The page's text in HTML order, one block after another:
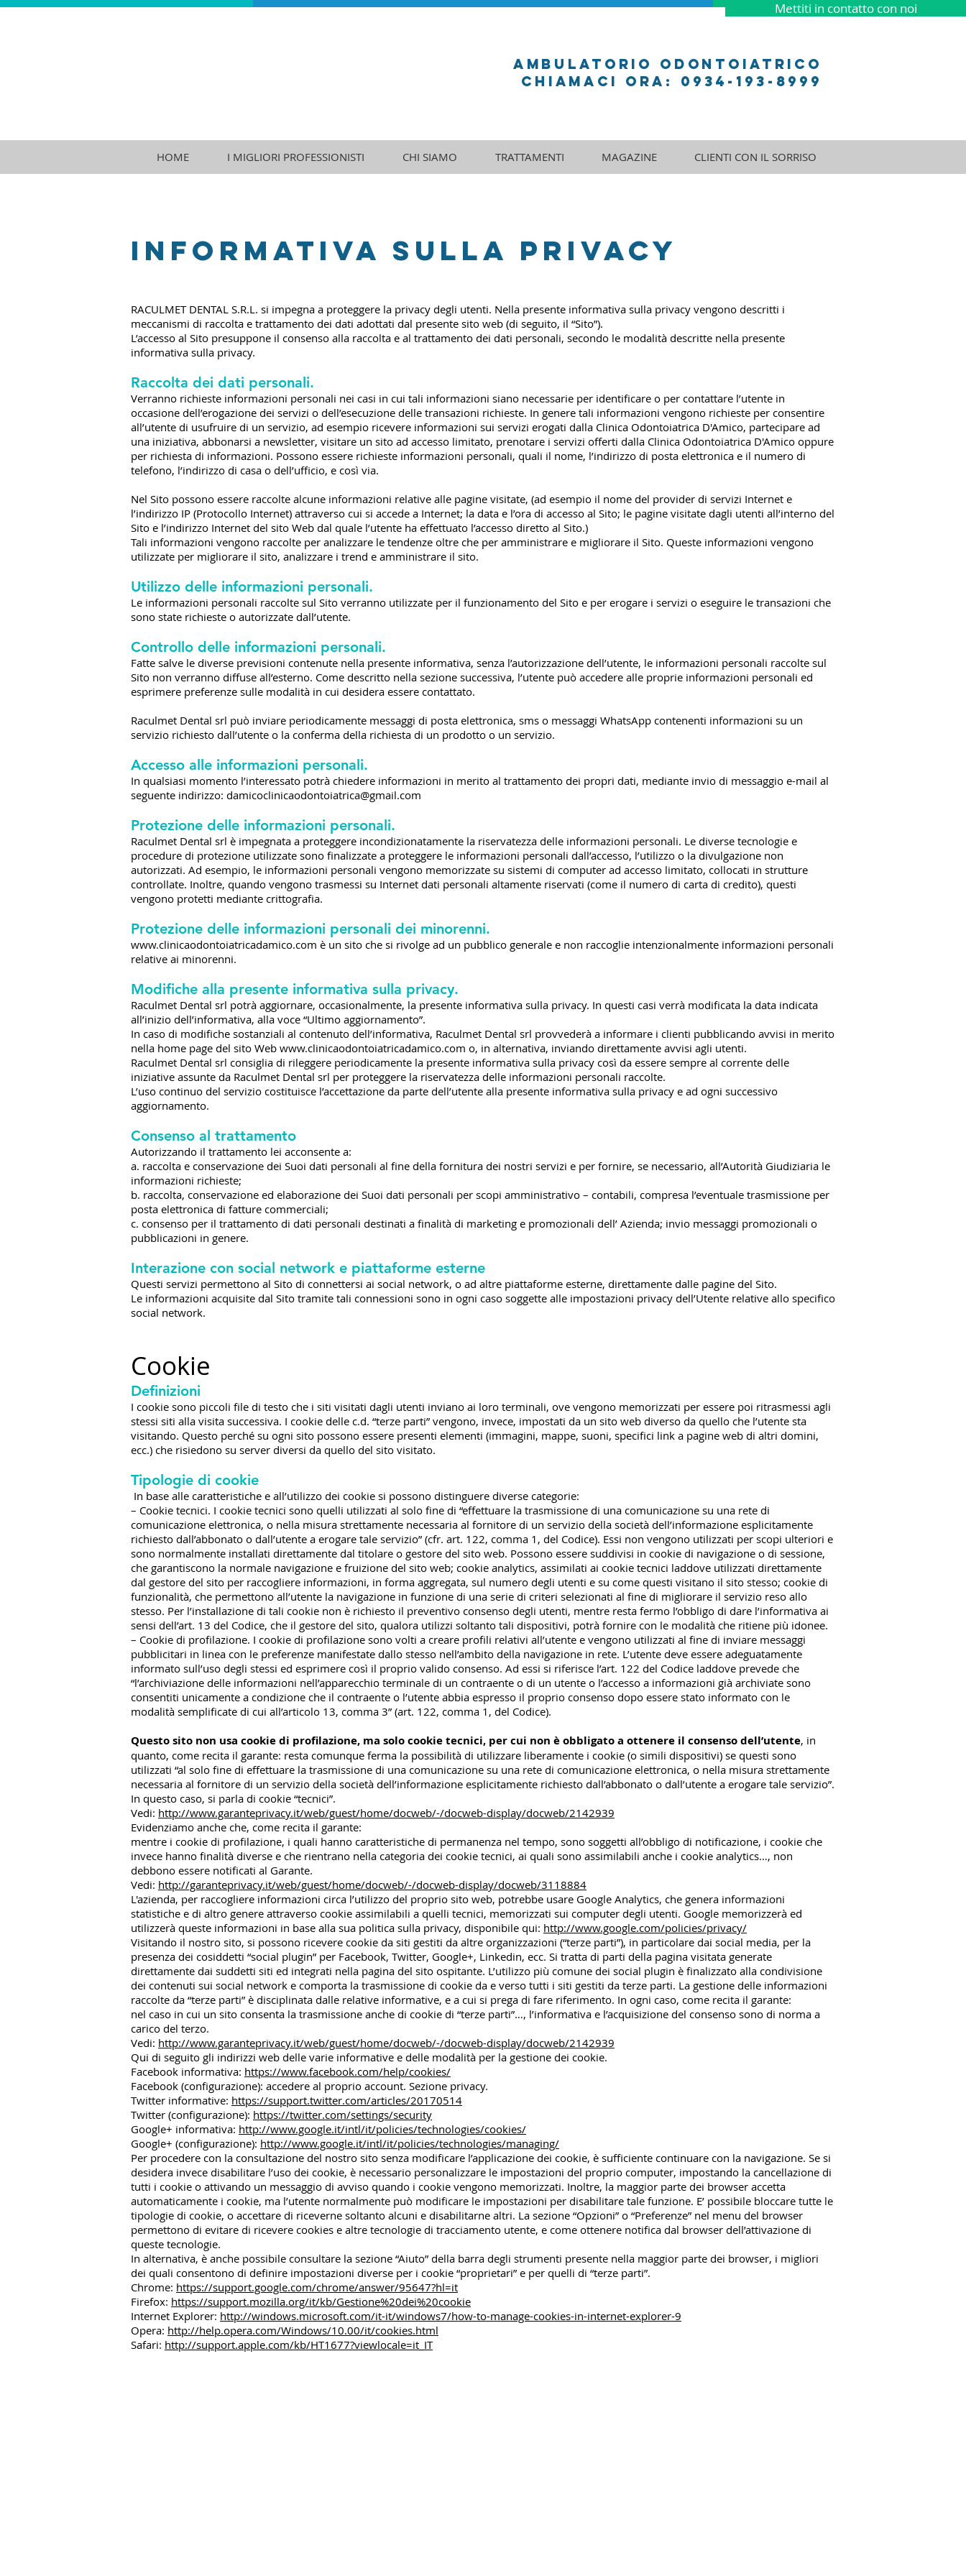
Mettiti in contatto con noi
ambulatorio odontoiatrico
Chiamaci Ora: 0934-193-8999
HOME I MIGLIORI PROFESSIONISTI CHI SIAMO TRATTAMENTI MAGAZINE CLIENTI CON IL SORRISO
INFORMATIVA SULLA PRIVACy​
RACULMET DENTAL S.R.L. si impegna a proteggere la privacy degli utenti. Nella presente informativa sulla privacy vengono descritti i
meccanismi di raccolta e trattamento dei dati adottati dal presente sito web (di seguito, il “Sito”).
L’accesso al Sito presuppone il consenso alla raccolta e al trattamento dei dati personali, secondo le modalità descritte nella presente
informativa sulla privacy.​
Raccolta dei dati personali.
Verranno richieste informazioni personali nei casi in cui tali informazioni siano necessarie per identificare o per contattare l’utente in
occasione dell’erogazione dei servizi o dell’esecuzione delle transazioni richieste. In genere tali informazioni vengono richieste per consentire
all’utente di usufruire di un servizio, ad esempio ricevere informazioni sui servizi erogati dalla Clinica Odontoiatrica D'Amico, partecipare ad
una iniziativa, abbonarsi a newsletter, visitare un sito ad accesso limitato, prenotare i servizi offerti dalla Clinica Odontoiatrica D'Amico oppure
per richiesta di informazioni. Possono essere richieste informazioni personali, quali il nome, l’indirizzo di posta elettronica e il numero di
telefono, l’indirizzo di casa o dell’ufficio, e così via.
Nel Sito possono essere raccolte alcune informazioni relative alle pagine visitate, (ad esempio il nome del provider di servizi Internet e
l’indirizzo IP (Protocollo Internet) attraverso cui si accede a Internet; la data e l’ora di accesso al Sito; le pagine visitate dagli utenti all’interno del
Sito e l’indirizzo Internet del sito Web dal quale l’utente ha effettuato l’accesso diretto al Sito.)
Tali informazioni vengono raccolte per analizzare le tendenze oltre che per amministrare e migliorare il Sito. Queste informazioni vengono
utilizzate per migliorare il sito, analizzare i trend e amministrare il sito.
Utilizzo delle informazioni personali.
Le informazioni personali raccolte sul Sito verranno utilizzate per il funzionamento del Sito e per erogare i servizi o eseguire le transazioni che
sono state richieste o autorizzate dall’utente.
Controllo delle informazioni personali.
Fatte salve le diverse previsioni contenute nella presente informativa, senza l’autorizzazione dell’utente, le informazioni personali raccolte sul
Sito non verranno diffuse all’esterno. Come descritto nella sezione successiva, l’utente può accedere alle proprie informazioni personali ed
esprimere preferenze sulle modalità in cui desidera essere contattato.
Raculmet Dental srl può inviare periodicamente messaggi di posta elettronica, sms o messaggi WhatsApp contenenti informazioni su un
servizio richiesto dall’utente o la conferma della richiesta di un prodotto o un servizio.
Accesso alle informazioni personali.
In qualsiasi momento l’interessato potrà chiedere informazioni in merito al trattamento dei propri dati, mediante invio di messaggio e-mail al
seguente indirizzo: damicoclinicaodontoiatrica@gmail.com
Protezione delle informazioni personali.
Raculmet Dental srl è impegnata a proteggere incondizionatamente la riservatezza delle informazioni personali. Le diverse tecnologie e
procedure di protezione utilizzate sono finalizzate a proteggere le informazioni personali dall’accesso, l’utilizzo o la divulgazione non
autorizzati. Ad esempio, le informazioni personali vengono memorizzate su sistemi di computer ad accesso limitato, collocati in strutture
controllate. Inoltre, quando vengono trasmessi su Internet dati personali altamente riservati (come il numero di carta di credito), questi
vengono protetti mediante crittografia.
Protezione delle informazioni personali dei minorenni.
www.clinicaodontoiatricadamico.com è un sito che si rivolge ad un pubblico generale e non raccoglie intenzionalmente informazioni personali
relative ai minorenni.
Modifiche alla presente informativa sulla privacy.
Raculmet Dental srl potrà aggiornare, occasionalmente, la presente informativa sulla privacy. In questi casi verrà modificata la data indicata
all’inizio dell’informativa, alla voce “Ultimo aggiornamento”.
In caso di modifiche sostanziali al contenuto dell’informativa, Raculmet Dental srl provvederà a informare i clienti pubblicando avvisi in merito
nella home page del sito Web www.clinicaodontoiatricadamico.com o, in alternativa, inviando direttamente avvisi agli utenti.
Raculmet Dental srl consiglia di rileggere periodicamente la presente informativa sulla privacy così da essere sempre al corrente delle
iniziative assunte da Raculmet Dental srl per proteggere la riservatezza delle informazioni personali raccolte.
L’uso continuo del servizio costituisce l’accettazione da parte dell’utente alla presente informativa sulla privacy e ad ogni successivo
aggiornamento.
Consenso al trattamento
Autorizzando il trattamento lei acconsente a:
a. raccolta e conservazione dei Suoi dati personali al fine della fornitura dei nostri servizi e per fornire, se necessario, all’Autorità Giudiziaria le
informazioni richieste;
b. raccolta, conservazione ed elaborazione dei Suoi dati personali per scopi amministrativo – contabili, compresa l’eventuale trasmissione per
posta elettronica di fatture commerciali;
c. consenso per il trattamento di dati personali destinati a finalità di marketing e promozionali dell’ Azienda; invio messaggi promozionali o
pubblicazioni in genere.
Interazione con social network e piattaforme esterne
Questi servizi permettono al Sito di connettersi ai social network, o ad altre piattaforme esterne, direttamente dalle pagine del Sito.
Le informazioni acquisite dal Sito tramite tali connessioni sono in ogni caso soggette alle impostazioni privacy dell’Utente relative allo specifico
social network.
Cookie
Definizioni
I cookie sono piccoli file di testo che i siti visitati dagli utenti inviano ai loro terminali, ove vengono memorizzati per essere poi ritrasmessi agli
stessi siti alla visita successiva. I cookie delle c.d. “terze parti” vengono, invece, impostati da un sito web diverso da quello che l’utente sta
visitando. Questo perché su ogni sito possono essere presenti elementi (immagini, mappe, suoni, specifici link a pagine web di altri domini,
ecc.) che risiedono su server diversi da quello del sito visitato.
Tipologie di cookie
In base alle caratteristiche e all’utilizzo dei cookie si possono distinguere diverse categorie:
– Cookie tecnici. I cookie tecnici sono quelli utilizzati al solo fine di “effettuare la trasmissione di una comunicazione su una rete di
comunicazione elettronica, o nella misura strettamente necessaria al fornitore di un servizio della società dell’informazione esplicitamente
richiesto dall’abbonato o dall’utente a erogare tale servizio” (cfr. art. 122, comma 1, del Codice). Essi non vengono utilizzati per scopi ulteriori e
sono normalmente installati direttamente dal titolare o gestore del sito web. Possono essere suddivisi in cookie di navigazione o di sessione,
che garantiscono la normale navigazione e fruizione del sito web; cookie analytics, assimilati ai cookie tecnici laddove utilizzati direttamente
dal gestore del sito per raccogliere informazioni, in forma aggregata, sul numero degli utenti e su come questi visitano il sito stesso; cookie di
funzionalità, che permettono all’utente la navigazione in funzione di una serie di criteri selezionati al fine di migliorare il servizio reso allo
stesso. Per l’installazione di tali cookie non è richiesto il preventivo consenso degli utenti, mentre resta fermo l’obbligo di dare l’informativa ai
sensi dell’art. 13 del Codice, che il gestore del sito, qualora utilizzi soltanto tali dispositivi, potrà fornire con le modalità che ritiene più idonee.
– Cookie di profilazione. I cookie di profilazione sono volti a creare profili relativi all’utente e vengono utilizzati al fine di inviare messaggi
pubblicitari in linea con le preferenze manifestate dallo stesso nell’ambito della navigazione in rete. L’utente deve essere adeguatamente
informato sull’uso degli stessi ed esprimere così il proprio valido consenso. Ad essi si riferisce l’art. 122 del Codice laddove prevede che
“l’archiviazione delle informazioni nell’apparecchio terminale di un contraente o di un utente o l’accesso a informazioni già archiviate sono
consentiti unicamente a condizione che il contraente o l’utente abbia espresso il proprio consenso dopo essere stato informato con le
modalità semplificate di cui all’articolo 13, comma 3” (art. 122, comma 1, del Codice).
Questo sito non usa cookie di profilazione, ma solo cookie tecnici, per cui non è obbligato a ottenere il consenso dell’utente, in
quanto, come recita il garante: resta comunque ferma la possibilità di utilizzare liberamente i cookie (o simili dispositivi) se questi sono
utilizzati “al solo fine di effettuare la trasmissione di una comunicazione su una rete di comunicazione elettronica, o nella misura strettamente
necessaria al fornitore di un servizio della società dell’informazione esplicitamente richiesto dall’abbonato o dall’utente a erogare tale servizio”.
In questo caso, si parla di cookie “tecnici”.
Vedi: http://www.garanteprivacy.it/web/guest/home/docweb/-/docweb-display/docweb/2142939
Evidenziamo anche che, come recita il garante:
mentre i cookie di profilazione, i quali hanno caratteristiche di permanenza nel tempo, sono soggetti all’obbligo di notificazione, i cookie che
invece hanno finalità diverse e che rientrano nella categoria dei cookie tecnici, ai quali sono assimilabili anche i cookie analytics…, non
debbono essere notificati al Garante.
Vedi: http://garanteprivacy.it/web/guest/home/docweb/-/docweb-display/docweb/3118884
L'azienda, per raccogliere informazioni circa l’utilizzo del proprio sito web, potrebbe usare Google Analytics, che genera informazioni
statistiche e di altro genere attraverso cookie assimilabili a quelli tecnici, memorizzati sui computer degli utenti. Google memorizzerà ed
utilizzerà queste informazioni in base alla sua politica sulla privacy, disponibile qui: http://www.google.com/policies/privacy/
Visitando il nostro sito, si possono ricevere cookie da siti gestiti da altre organizzazioni (“terze parti”), in particolare dai social media, per la
presenza dei cosiddetti “social plugin” per Facebook, Twitter, Google+, Linkedin, ecc. Si tratta di parti della pagina visitata generate
direttamente dai suddetti siti ed integrati nella pagina del sito ospitante. L’utilizzo più comune dei social plugin è finalizzato alla condivisione
dei contenuti sui social network e comporta la trasmissione di cookie da e verso tutti i siti gestiti da terze parti. La gestione delle informazioni
raccolte da “terze parti” è disciplinata dalle relative informative, e a cui si prega di fare riferimento. In ogni caso, come recita il garante:
nel caso in cui un sito consenta la trasmissione anche di cookie di “terze parti”…, l’informativa e l’acquisizione del consenso sono di norma a
carico del terzo.
Vedi: http://www.garanteprivacy.it/web/guest/home/docweb/-/docweb-display/docweb/2142939
Qui di seguito gli indirizzi web delle varie informative e delle modalità per la gestione dei cookie.
Facebook informativa: https://www.facebook.com/help/cookies/
Facebook (configurazione): accedere al proprio account. Sezione privacy.
Twitter informative: https://support.twitter.com/articles/20170514
Twitter (configurazione): https://twitter.com/settings/security
Google+ informativa: http://www.google.it/intl/it/policies/technologies/cookies/
Google+ (configurazione): http://www.google.it/intl/it/policies/technologies/managing/
Per procedere con la consultazione del nostro sito senza modificare l’applicazione dei cookie, è sufficiente continuare con la navigazione. Se si
desidera invece disabilitare l’uso dei cookie, è necessario personalizzare le impostazioni del proprio computer, impostando la cancellazione di
tutti i cookie o attivando un messaggio di avviso quando i cookie vengono memorizzati. Inoltre, la maggior parte dei browser accetta
automaticamente i cookie, ma l’utente normalmente può modificare le impostazioni per disabilitare tale funzione. E’ possibile bloccare tutte le
tipologie di cookie, o accettare di riceverne soltanto alcuni e disabilitarne altri. La sezione “Opzioni” o “Preferenze” nel menu del browser
permettono di evitare di ricevere cookies e altre tecnologie di tracciamento utente, e come ottenere notifica dal browser dell’attivazione di
queste tecnologie.
In alternativa, è anche possibile consultare la sezione “Aiuto” della barra degli strumenti presente nella maggior parte dei browser, i migliori
dei quali consentono di definire impostazioni diverse per i cookie “proprietari” e per quelli di “terze parti”.
Chrome: https://support.google.com/chrome/answer/95647?hl=it
Firefox: https://support.mozilla.org/it/kb/Gestione%20dei%20cookie
Internet Explorer: http://windows.microsoft.com/it-it/windows7/how-to-manage-cookies-in-internet-explorer-9
Opera: http://help.opera.com/Windows/10.00/it/cookies.html
Safari: http://support.apple.com/kb/HT1677?viewlocale=it_IT